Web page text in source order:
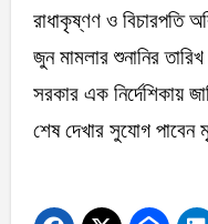
রাধাকৃষ্ণণ ও বিচারপতি
জুন মামলার শুনানির
সরকার এক নির্দেশিকায়
শেষ দেখার সুযোগ পাবেন